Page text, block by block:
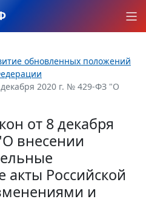
обновленных положений
2020 г. № 429-ФЗ "О
от 8 декабря
внесении
акты Российской
и